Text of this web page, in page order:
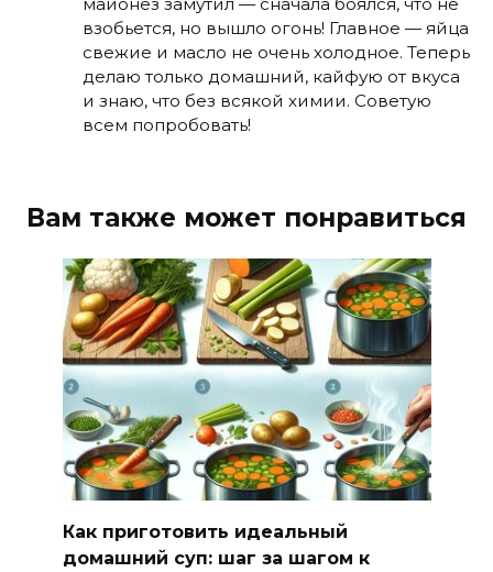
майонез замутил — сначала боялся, что не
взобьется, но вышло огонь! Главное — яйца
свежие и масло не очень холодное. Теперь
делаю только домашний, кайфую от вкуса
и знаю, что без всякой химии. Советую
всем попробовать!
Вам также может понравиться
Как приготовить идеальный
домашний суп: шаг за шагом к